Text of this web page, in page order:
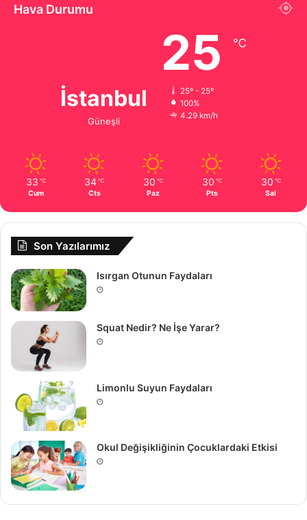
Hava Durumu
İstanbul
Güneşli
25 ℃
25º - 25º
100%
4.29 km/h
33 ℃
Cum
34 ℃
Cts
30 ℃
Paz
30 ℃
Pts
30 ℃
Sal
Son Yazılarımız
Isırgan Otunun Faydaları
Squat Nedir? Ne İşe Yarar?
Limonlu Suyun Faydaları
Okul Değişikliğinin Çocuklardaki Etkisi